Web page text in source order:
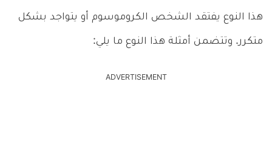
هذا النوع يفتقد الشخص الكروموسوم أو يتواجد بشكل
متكرر. وتتضمن أمثلة هذا النوع ما يلي:
ADVERTISEMENT